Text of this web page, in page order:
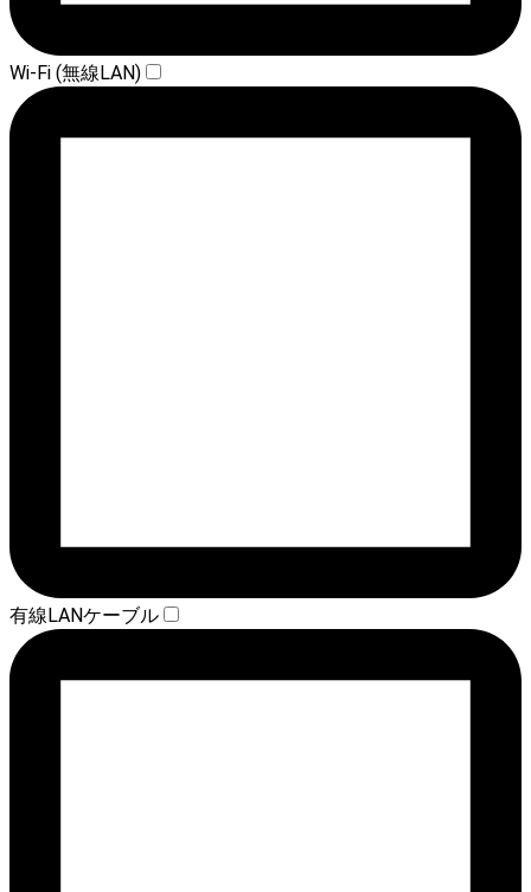
Wi-Fi (無線LAN)
有線LANケーブル